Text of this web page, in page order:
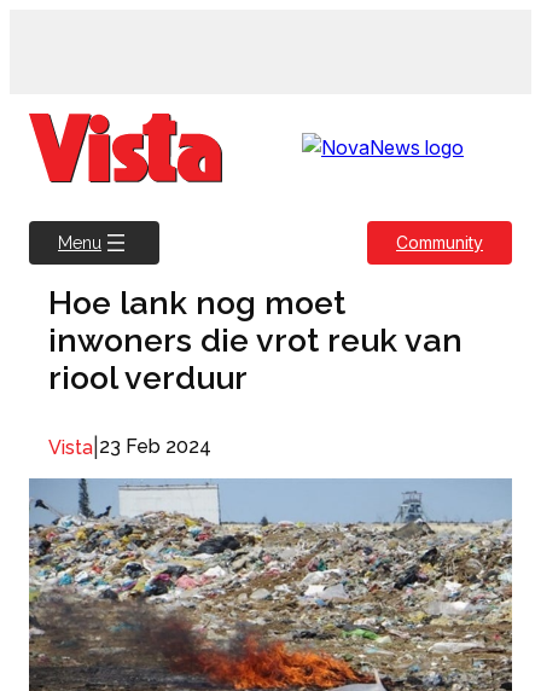
Menu Community
Hoe lank nog moet
inwoners die vrot reuk van
riool verduur
Vista 23 Feb 2024